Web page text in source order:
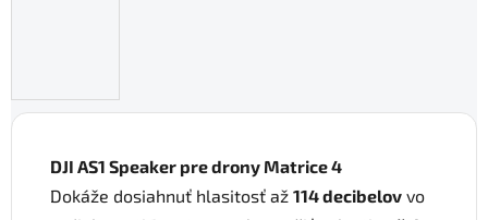
DJI AS1 Speaker pre drony Matrice 4
Dokáže dosiahnuť hlasitosť až 114 decibelov vo